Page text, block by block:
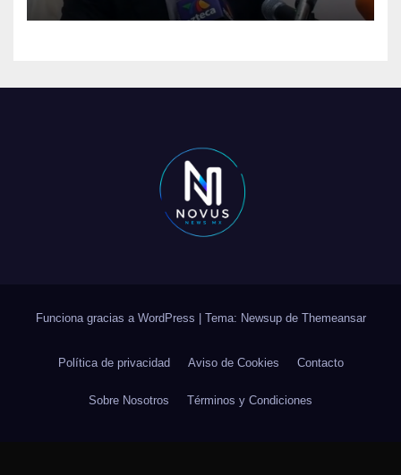
Funciona gracias a WordPress | Tema: Newsup de Themeansar
Política de privacidad Aviso de Cookies Contacto
Sobre Nosotros Términos y Condiciones